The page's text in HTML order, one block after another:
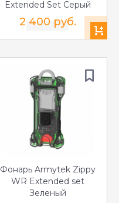
Extended Set Серый
2 400 руб.
Фонарь Armytek Zippy
WR Extended set
Зеленый